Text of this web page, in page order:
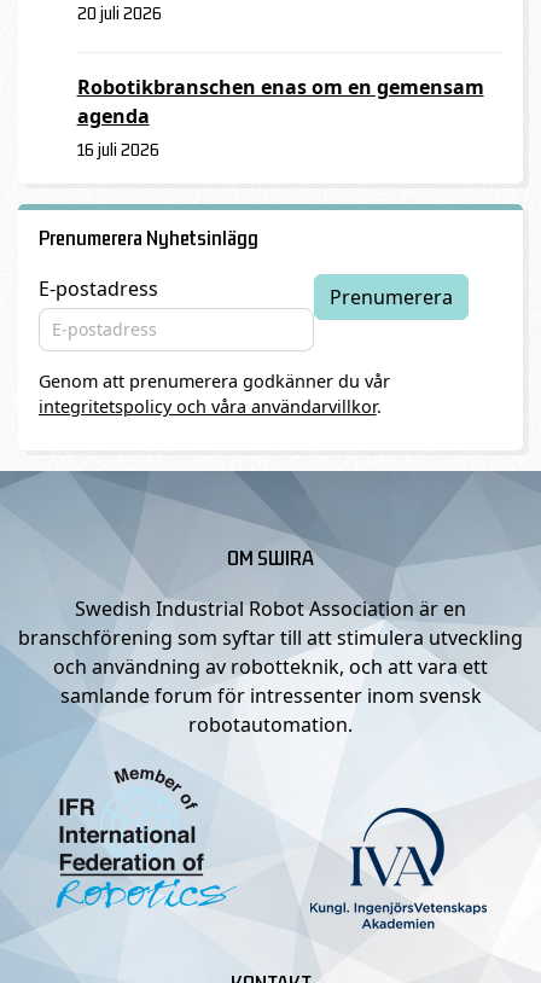
20 juli 2026
Robotikbranschen enas om en gemensam
agenda
16 juli 2026
Prenumerera Nyhetsinlägg
E-postadress
Genom att prenumerera godkänner du vår
integritetspolicy och våra användarvillkor.
OM SWIRA
Swedish Industrial Robot Association är en
branschförening som syftar till att stimulera utveckling
och användning av robotteknik, och att vara ett
samlande forum för intressenter inom svensk
robotautomation.